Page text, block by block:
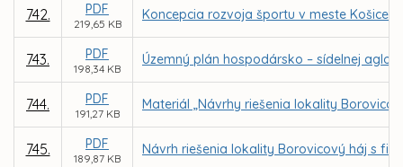
742. PDF
219,65 KB
Koncepcia rozvoja športu v meste Košice
743. PDF
198,34 KB
Územný plán hospodársko – sídelnej
744. PDF
191,27 KB
Materiál „Návrhy riešenia lokality
745. PDF
189,87 KB
Návrh riešenia lokality Borovicový háj s